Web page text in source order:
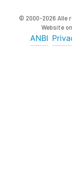
© 2000-2026 Alle
Website
ANBI